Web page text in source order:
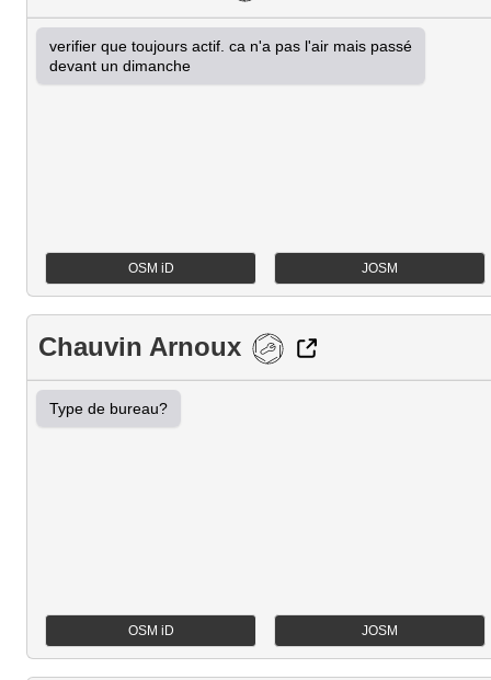
verifier que toujours actif. ca n'a pas l'air mais passé
devant un dimanche
OSM iD JOSM
Chauvin Arnoux
Type de bureau?
OSM iD JOSM